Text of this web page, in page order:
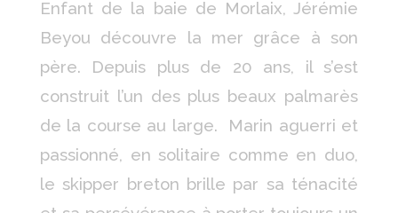
Enfant de la baie de Morlaix, Jérémie
Beyou découvre la mer grâce à son
père. Depuis plus de 20 ans, il s’est
construit l’un des plus beaux palmarès
de la course au large. Marin aguerri et
passionné, en solitaire comme en duo,
le skipper breton brille par sa ténacité